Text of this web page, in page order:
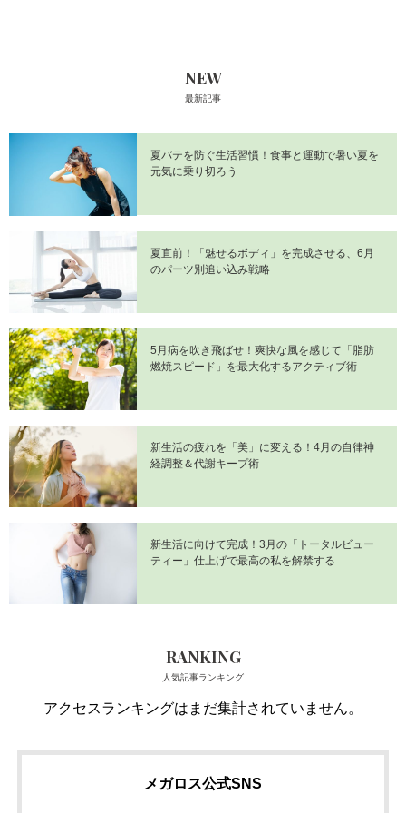
NEW
最新記事
夏バテを防ぐ生活習慣！食事と運動で暑い夏を
元気に乗り切ろう
夏直前！「魅せるボディ」を完成させる、6月
のパーツ別追い込み戦略
5月病を吹き飛ばせ！爽快な風を感じて「脂肪
燃焼スピード」を最大化するアクティブ術
新生活の疲れを「美」に変える！4月の自律神
経調整＆代謝キープ術
新生活に向けて完成！3月の「トータルビュー
ティー」仕上げで最高の私を解禁する
RANKING
人気記事ランキング
アクセスランキングはまだ集計されていません。
メガロス公式SNS